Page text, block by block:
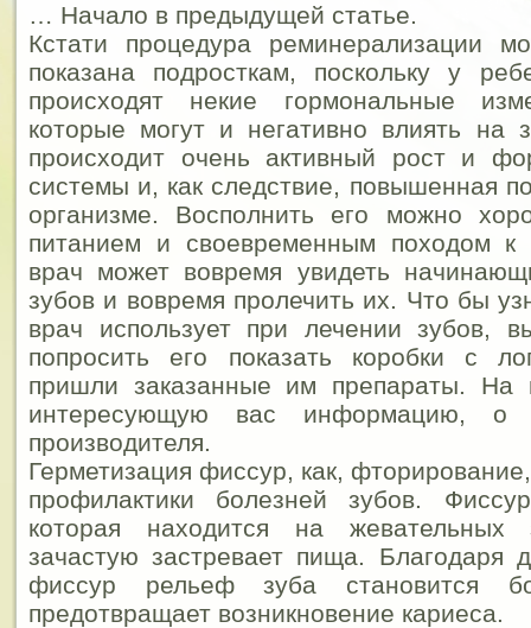
… Начало в предыдущей статье.
Кстати процедура реминерализации
показана подросткам, поскольку у
происходят некие гормональные
которые могут и негативно влиять на
происходит очень активный рост и
системы и, как следствие, повышенная
организме. Восполнить его можно
питанием и своевременным походом к
врач может вовремя увидеть
зубов и вовремя пролечить их. Что бы
врач использует при лечении зубов,
попросить его показать коробки с
пришли заказанные им препараты. На
интересующую вас информацию, о
производителя.
Герметизация фиссур, как,
профилактики болезней зубов.
которая находится на жевательных
зачастую застревает пища. Благодаря
фиссур рельеф зуба становится
предотвращает возникновение кариеса.